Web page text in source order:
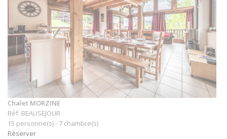
Chalet MORZINE
Réf. BEAUSEJOUR
15 personne(s) - 7 chambre(s)
Réserver